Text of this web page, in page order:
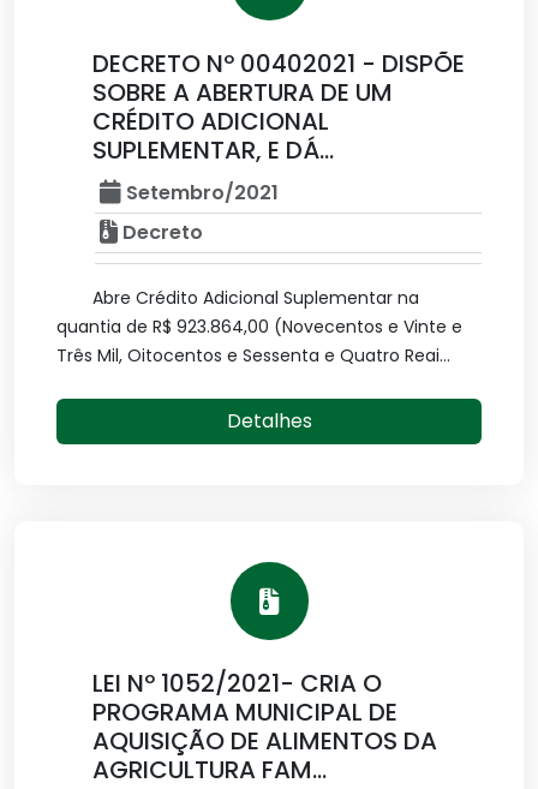
DECRETO Nº 00402021 - DISPÕE
SOBRE A ABERTURA DE UM
CRÉDITO ADICIONAL
SUPLEMENTAR, E DÁ...
Setembro/2021
Decreto
Abre Crédito Adicional Suplementar na
quantia de R$ 923.864,00 (Novecentos e Vinte e
Três Mil, Oitocentos e Sessenta e Quatro Reai...
Detalhes
LEI Nº 1052/2021- CRIA O
PROGRAMA MUNICIPAL DE
AQUISIÇÃO DE ALIMENTOS DA
AGRICULTURA FAM...